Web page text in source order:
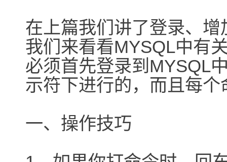
在上篇我们讲了登录、
我们来看看MYSQL中有
必须首先登录到MYSQL
示符下进行的，而且每
一、操作技巧